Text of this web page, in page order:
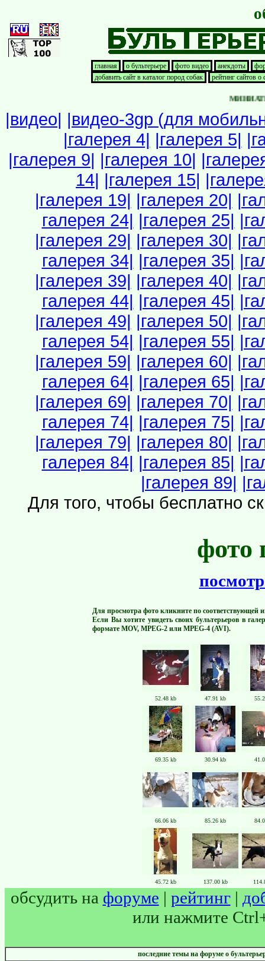
главная о бультерьере фото видео анекдоты
добавить сайт в каталог пород собак
рейтинг сайтов о
|видео| |видео-3gp (для
|галерея 4| |галерея 5|
|галерея 9| |галерея 10|
14| |галерея 15|
|галерея 19| |галерея 20|
галерея 24| |галерея 25|
|галерея 29| |галерея 30|
галерея 34| |галерея 35|
|галерея 39| |галерея 40|
галерея 44| |галерея 45|
|галерея 49| |галерея 50|
галерея 54| |галерея 55|
|галерея 59| |галерея 60|
галерея 64| |галерея 65|
|галерея 69| |галерея 70|
галерея 74| |галерея 75|
|галерея 79| |галерея 80|
галерея 84| |галерея 85|
|галерея 89|
Для того, чтобы бесплатно
фото
Для просмотра фото кликните по соответствующей
Если Вы хотите увидеть своих бультерьеров в
формате MOV, MPEG-2 или MPEG-4 (AVI).
52.48 kb 47.91 kb
69.35 kb 30.94 kb
66.06 kb 85.26 kb
45.72 kb 137.00 kb
обсудить на форуме | рейтинг|
или нажмите
последние темы на форуме о